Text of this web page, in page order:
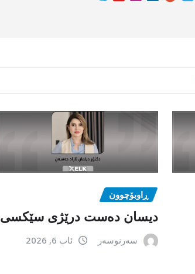
ڕاوبۆچوون
دیسان دەست درێژی سێکسی
سەرنوسەر
ئاب 6, 2026